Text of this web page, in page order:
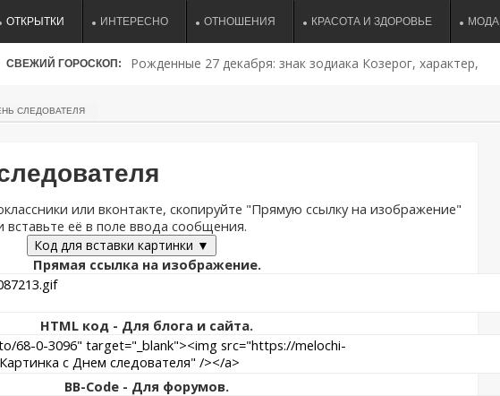
ОТКРЫТКИ ИНТЕРЕСНО ОТНОШЕНИЯ КРАСОТА И ЗДОРОВЬЕ МОДА
СВЕЖИЙ ГОРОСКОП: Рожденные 27 декабря: знак зодиака Козерог, характер,
СЛЕДОВАТЕЛЯ
или вконтакте, скопируйте "Прямую ссылку на изображение"
вставьте её в поле ввода сообщения.
Код для вставки картинки ▼
Прямая ссылка на изображение.
HTML код - Для блога и сайта.
BB-Code - Для форумов.